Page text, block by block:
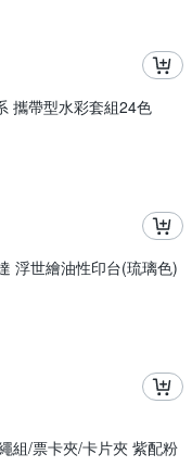
攜帶型水彩套組24色
浮世繪油性印台(琉璃色)
組/票卡夾/卡片夾 紫配粉